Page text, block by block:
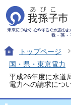
トップページ
国・県・東京電力
平成26年度に水道
電力への請求につ